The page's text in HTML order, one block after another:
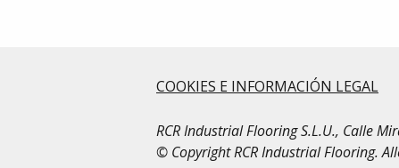
COOKIES E INFORMACIÓN LEGAL
RCR Industrial Flooring S.L.U., Calle
© Copyright RCR Industrial Flooring.